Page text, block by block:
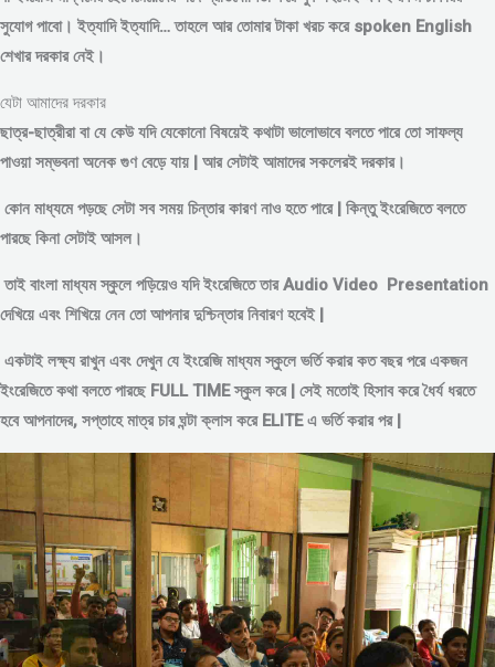
সুযোগ পাবো। ইত্যাদি ইত্যাদি… তাহলে আর তোমার টাকা খরচ করে spoken English
শেখার দরকার নেই।
যেটা আমাদের দরকার
ছাত্র-ছাত্রীরা বা যে কেউ যদি যেকোনো বিষয়েই কথাটা ভালোভাবে বলতে পারে তো সাফল্য
পাওয়া সম্ভবনা অনেক গুণ বেড়ে যায় | আর সেটাই আমাদের সকলেরই দরকার।
কোন মাধ্যমে পড়ছে সেটা সব সময় চিন্তার কারণ নাও হতে পারে | কিন্তু ইংরেজিতে বলতে
পারছে কিনা সেটাই আসল।
তাই বাংলা মাধ্যম স্কুলে পড়িয়েও যদি ইংরেজিতে তার Audio Video Presentation
দেখিয়ে এবং শিখিয়ে নেন তো আপনার দুশ্চিন্তার নিবারণ হবেই |
একটাই লক্ষ্য রাখুন এবং দেখুন যে ইংরেজি মাধ্যম স্কুলে ভর্তি করার কত বছর পরে একজন
ইংরেজিতে কথা বলতে পারছে FULL TIME স্কুল করে | সেই মতোই হিসাব করে ধৈর্য ধরতে
হবে আপনাদের, সপ্তাহে মাত্র চার ঘন্টা ক্লাস করে ELITE এ ভর্তি করার পর |